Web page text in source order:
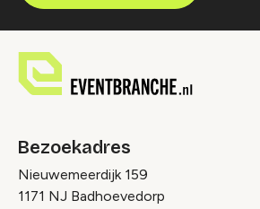
Bezoekadres
Nieuwemeerdijk 159
1171 NJ Badhoevedorp